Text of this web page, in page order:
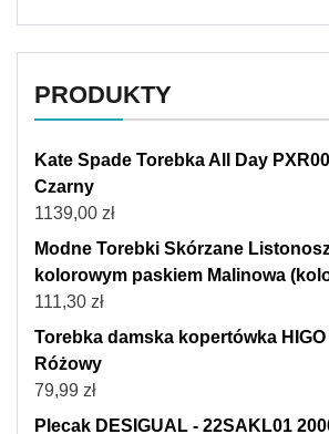
PRODUKTY
Kate Spade Torebka All Day
Czarny
1139,00 zł
Modne Torebki Skórzane
kolorowym paskiem Malinowa
111,30 zł
Torebka damska kopertówka HIGO
Różowy
79,99 zł
Plecak DESIGUAL - 22SAKL01